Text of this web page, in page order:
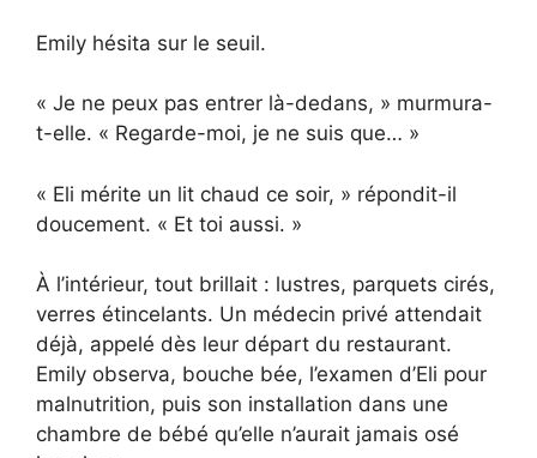
Emily hésita sur le seuil.
« Je ne peux pas entrer là-dedans, » murmura-
t-elle. « Regarde-moi, je ne suis que… »
« Eli mérite un lit chaud ce soir, » répondit-il
doucement. « Et toi aussi. »
À l’intérieur, tout brillait : lustres, parquets cirés,
verres étincelants. Un médecin privé attendait
déjà, appelé dès leur départ du restaurant.
Emily observa, bouche bée, l’examen d’Eli pour
malnutrition, puis son installation dans une
chambre de bébé qu’elle n’aurait jamais osé